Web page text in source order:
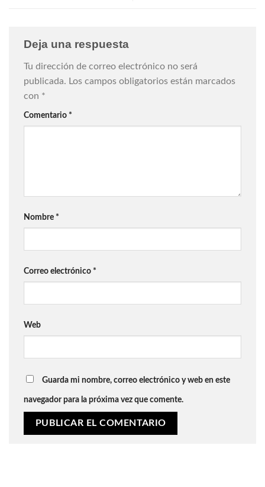
Deja una respuesta
Tu dirección de correo electrónico no será
publicada. Los campos obligatorios están marcados
con *
Comentario *
Nombre *
Correo electrónico *
Web
Guarda mi nombre, correo electrónico y web en este
navegador para la próxima vez que comente.